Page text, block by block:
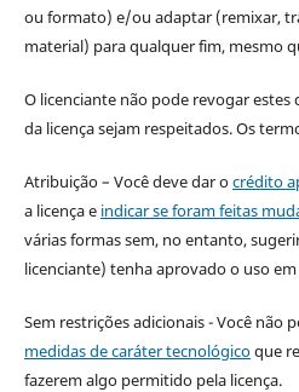
ou formato) e/ou adaptar (remixar,
material) para qualquer fim, mesmo
O licenciante não pode revogar
da licença sejam respeitados. Os
Atribuição – Você deve dar ocrédito
a licença e indicar se foram feitas
várias formas sem, no entanto,
licenciante) tenha aprovado o uso
Sem restrições adicionais - Você não
medidas de caráter tecnológicoque
fazerem algo permitido pela licença.